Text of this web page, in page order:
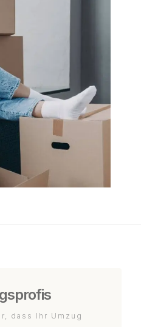
dass Ihr Umzug